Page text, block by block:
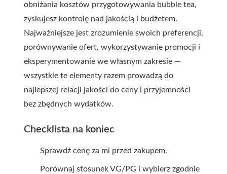
obniżania kosztów przygotowywania bubble tea,
zyskujesz kontrolę nad jakością i budżetem.
Najważniejsze jest zrozumienie swoich preferencji,
porównywanie ofert, wykorzystywanie promocji i
eksperymentowanie we własnym zakresie —
wszystkie te elementy razem prowadzą do
najlepszej relacji jakości do ceny i przyjemności
bez zbędnych wydatków.
Checklista na koniec
Sprawdź cenę za ml przed zakupem.
Porównaj stosunek VG/PG i wybierz zgodnie